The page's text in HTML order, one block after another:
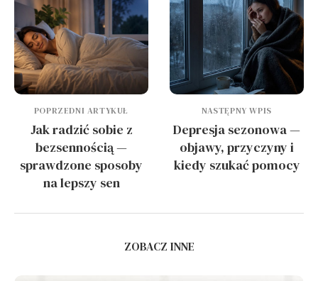
POPRZEDNI ARTYKUŁ
Jak radzić sobie z
bezsennością —
sprawdzone sposoby
na lepszy sen
NASTĘPNY WPIS
Depresja sezonowa —
objawy, przyczyny i
kiedy szukać pomocy
ZOBACZ INNE